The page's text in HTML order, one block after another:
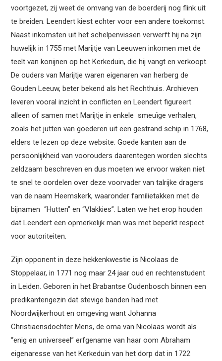
voortgezet, zij weet de omvang van de boerderij nog flink uit
te breiden. Leendert kiest echter voor een andere toekomst.
Naast inkomsten uit het schelpenvissen verwerft hij na zijn
huwelijk in 1755 met Marijtje van Leeuwen inkomen met de
teelt van konijnen op het Kerkeduin, die hij vangt en verkoopt.
De ouders van Marijtje waren eigenaren van herberg de
Gouden Leeuw, beter bekend als het Rechthuis. Archieven
leveren vooral inzicht in conflicten en Leendert figureert
alleen of samen met Marijtje in enkele smeuïge verhalen,
zoals het jutten van goederen uit een gestrand schip in 1768,
elders te lezen op deze website. Goede kanten aan de
persoonlijkheid van voorouders daarentegen worden slechts
zeldzaam beschreven en dus moeten we ervoor waken niet
te snel te oordelen over deze voorvader van talrijke dragers
van de naam Heemskerk, waaronder familietakken met de
bijnamen “Hutten” en “Vlakkies”. Laten we het erop houden
dat Leendert een opmerkelijk man was met beperkt respect
voor autoriteiten.
Zijn opponent in deze hekkenkwestie is Nicolaas de
Stoppelaar, in 1771 nog maar 24 jaar oud en rechtenstudent
in Leiden. Geboren in het Brabantse Oudenbosch binnen een
predikantengezin dat stevige banden had met
Noordwijkerhout en omgeving want Johanna
Christiaensdochter Mens, de oma van Nicolaas wordt als
“enig en universeel” erfgename van haar oom Abraham
eigenaresse van het Kerkeduin van het dorp dat in 1722